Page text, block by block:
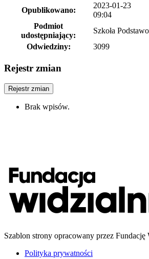
Opublikowano:
2023-01-23
09:04
Podmiot
udostępniający:
Szkoła
Odwiedziny:
3099
Rejestr zmian
Rejestr zmian
Brak wpisów.
Szablon strony opracowany przez Fundację
Polityka prywatności